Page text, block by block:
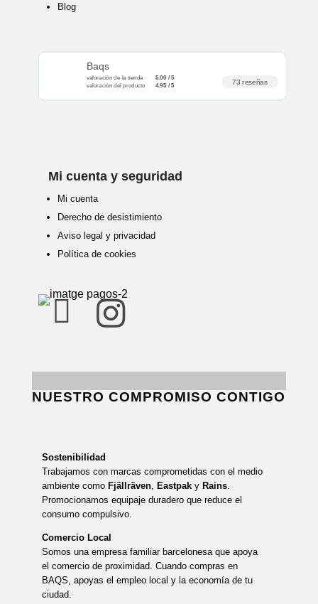
Blog
Baqs
valoración de la tienda 5.00 / 5
valoración del producto 4.95 / 5 73 reseñas
Mi cuenta y seguridad
Mi cuenta
Derecho de desistimiento
Aviso legal y privacidad
Política de cookies
 
NUESTRO COMPROMISO CONTIGO
Sostenibilidad
Trabajamos con marcas comprometidas con el medio
ambiente como Fjällräven, Eastpak y Rains.
Promocionamos equipaje duradero que reduce el
consumo compulsivo.
Comercio Local
Somos una empresa familiar barcelonesa que apoya
el comercio de proximidad. Cuando compras en
BAQS, apoyas el empleo local y la economía de tu
ciudad.